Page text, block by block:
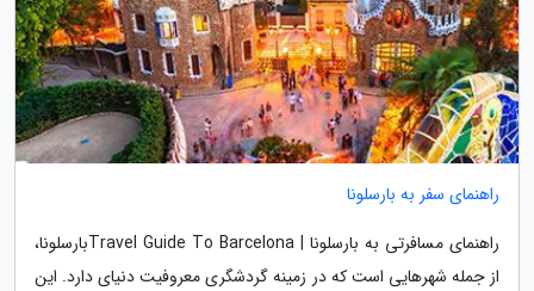
راهنمای سفر به بارسلونا
راهنمای مسافرتی به بارسلونا | Travel Guide To Barcelonaبارسلونا،
از جمله شهرهایی است که در زمینه گردشگری معروفیت دنیای دارد. این